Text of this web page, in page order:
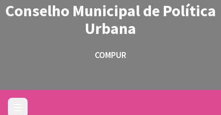
Conselho Municipal de Política
Urbana
COMPUR